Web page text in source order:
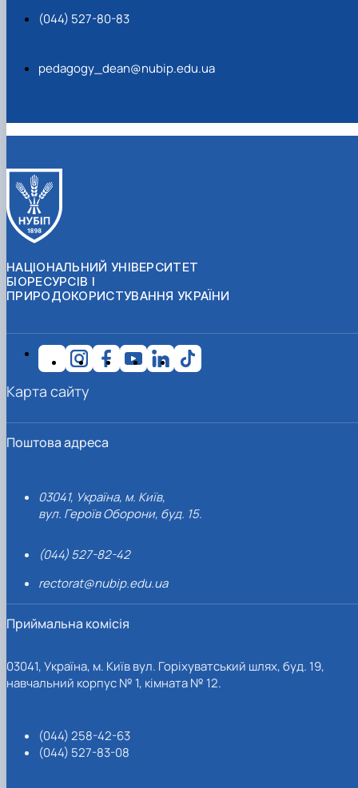
(044) 527-80-83
pedagogy_dean@nubip.edu.ua
НАЦІОНАЛЬНИЙ УНІВЕРСИТЕТ
БІОРЕСУРСІВ І
ПРИРОДОКОРИСТУВАННЯ УКРАЇНИ
Поштова адреса
03041, Україна, м. Київ,
вул. Героїв Оборони, буд. 15.
(044) 527-82-42
rectorat@nubip.edu.ua
Приймальна комісія
03041, Україна, м. Київ вул. Горіхуватський шлях, буд. 19,
навчальний корпус № 1, кімната № 12.
(044) 258-42-63
(044) 527-83-08
Карта сайту